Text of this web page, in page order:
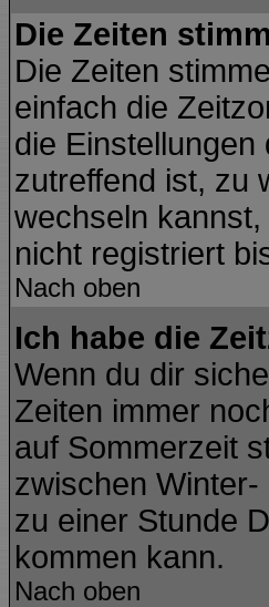
Die Zeiten
Die Zeiten
einfach die
die
zutreffend ist, zu
wechseln
nicht registriert
Nach oben
Ich habe die
Wenn du dir
Zeiten immer
auf Sommerzeit
zwischen
zu einer Stunde
kommen kann.
Nach oben